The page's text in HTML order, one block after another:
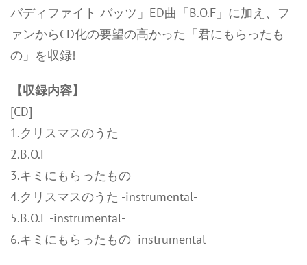
バディファイト バッツ」ED曲「B.O.F」に加え、フ
ァンからCD化の要望の高かった「君にもらったも
の」を収録!
【収録内容】
[CD]
1.クリスマスのうた
2.B.O.F
3.キミにもらったもの
4.クリスマスのうた -instrumental-
5.B.O.F -instrumental-
6.キミにもらったもの -instrumental-